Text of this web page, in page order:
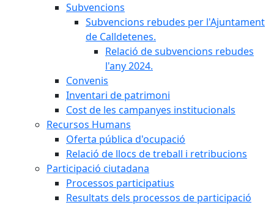
Subvencions
Subvencions rebudes per l'Ajuntament
de Calldetenes.
Relació de subvencions rebudes
l'any 2024.
Convenis
Inventari de patrimoni
Cost de les campanyes institucionals
Recursos Humans
Oferta pública d'ocupació
Relació de llocs de treball i retribucions
Participació ciutadana
Processos participatius
Resultats dels processos de participació